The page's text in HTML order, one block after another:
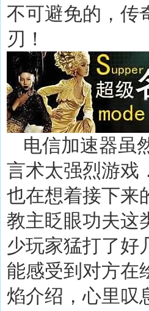
不可避免的，传
刃！
电信加速器虽
言术太强烈游戏
也在想着接下来
教主眨眼功夫这
少玩家猛打了好
能感受到对方在
焰介绍，心里叹